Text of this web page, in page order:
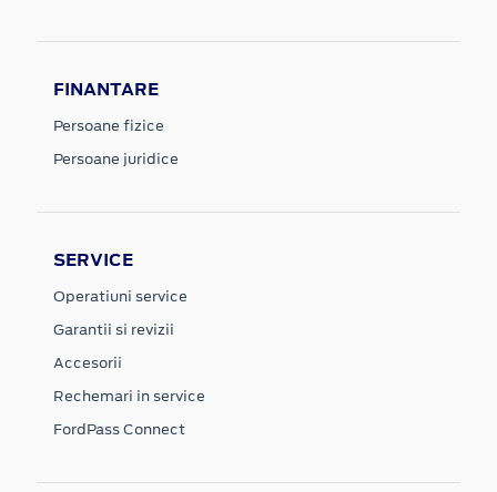
FINANTARE
Persoane fizice
Persoane juridice
SERVICE
Operatiuni service
Garantii si revizii
Accesorii
Rechemari in service
FordPass Connect